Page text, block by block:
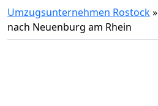
Umzugsunternehmen Rostock»
nach Neuenburg am Rhein